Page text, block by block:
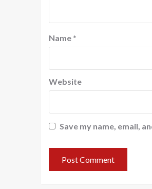
Name *
Website
Save my name, email,